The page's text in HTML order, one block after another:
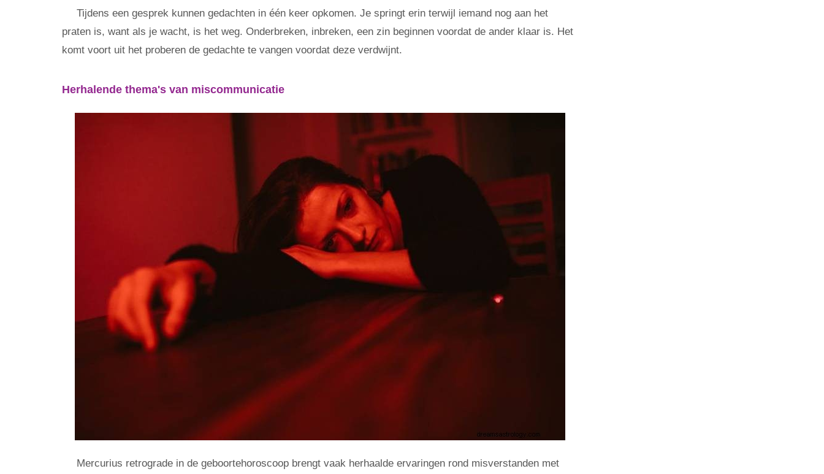
Tijdens een gesprek kunnen gedachten in één keer opkomen. Je springt erin terwijl iemand nog aan het
praten is, want als je wacht, is het weg. Onderbreken, inbreken, een zin beginnen voordat de ander klaar is. Het
komt voort uit het proberen de gedachte te vangen voordat deze verdwijnt.
Herhalende thema's van miscommunicatie
Mercurius retrograde in de geboortehoroscoop brengt vaak herhaalde ervaringen rond misverstanden met